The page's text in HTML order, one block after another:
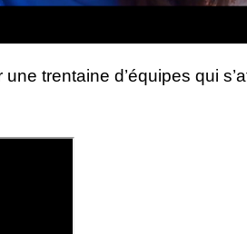
trentaine d’équipes qui